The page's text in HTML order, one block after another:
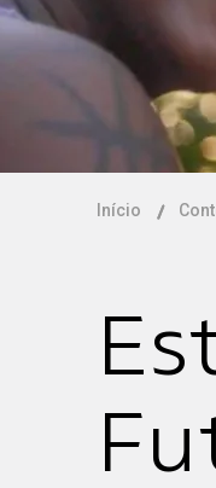
Início